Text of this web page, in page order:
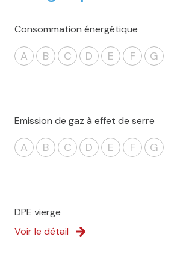
Consommation énergétique
A B C D E F G
Emission de gaz à effet de serre
A B C D E F G
DPE vierge
Voir le détail